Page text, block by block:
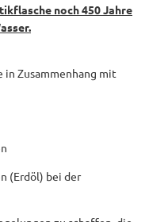
noch 450 Jahre
in Zusammenhang mit
(Erdöl) bei der